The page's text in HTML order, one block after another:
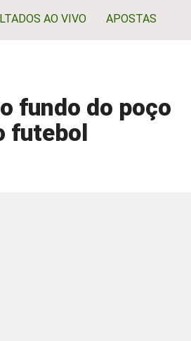
AO VIVO APOSTAS
fundo do poço
futebol